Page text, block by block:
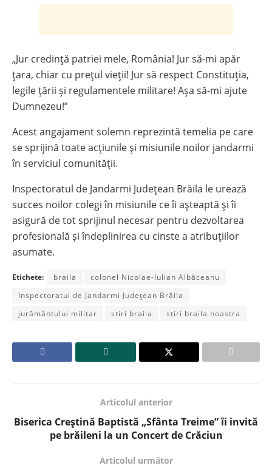
„Jur credință patriei mele, România! Jur să-mi apăr
țara, chiar cu prețul vieții! Jur să respect Constituția,
legile țării și regulamentele militare! Așa să-mi ajute
Dumnezeu!”
Acest angajament solemn reprezintă temelia pe care
se sprijină toate acțiunile și misiunile noilor jandarmi
în serviciul comunității.
Inspectoratul de Jandarmi Județean Brăila le urează
succes noilor colegi în misiunile ce îi așteaptă și îi
asigură de tot sprijinul necesar pentru dezvoltarea
profesională și îndeplinirea cu cinste a atribuțiilor
asumate.
Etichete: braila
colonel Nicolae-Iulian Albăceanu
Inspectoratul de Jandarmi Județean Brăila
jurământului militar
stiri braila stiri braila noastra
Articolul anterior
Biserica Creștină Baptistă „Sfânta Treime” îi invită
pe brăileni la un Concert de Crăciun
Articolul următor